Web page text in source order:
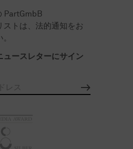
PartGmbB
ストは、法的通知をお
ュースレターにサイン